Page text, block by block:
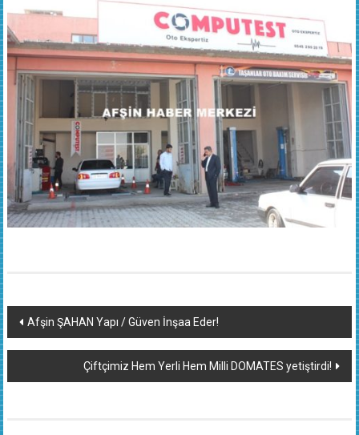
Yazı
dolaşımı
Afşin ŞAHAN Yapı / Güven İnşaa Eder!
Çiftçimiz Hem Yerli Hem Milli DOMATES yetiştirdi!